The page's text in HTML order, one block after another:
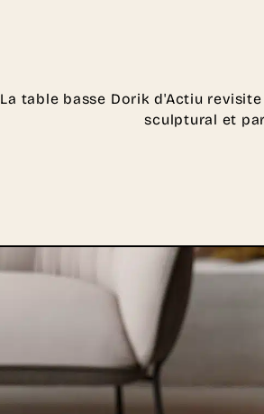
La table basse Dorik d'Actiu
sculptural et